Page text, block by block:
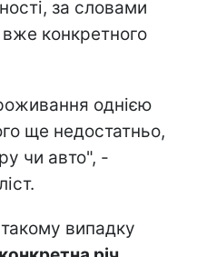
за словами
конкретного
однією
ще недостатньо,
чи авто", -
випадку